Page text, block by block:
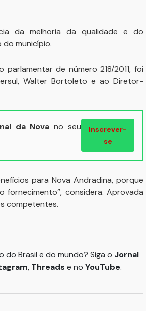
da melhoria da qualidade e do
município.
de número 218/2011, foi
Walter Bortoleto e ao Diretor-
da Nova no seu
Inscrever-
se
para Nova Andradina, porque
considera. Aprovada
competentes.
Brasil e do mundo? Siga o Jornal
, Threads e no YouTube.